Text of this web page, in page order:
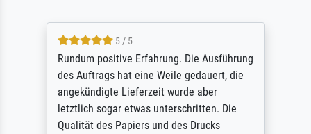
5 / 5
Rundum positive Erfahrung. Die Ausführung
des Auftrags hat eine Weile gedauert, die
angekündigte Lieferzeit wurde aber
letztlich sogar etwas unterschritten. Die
Qualität des Papiers und des Drucks